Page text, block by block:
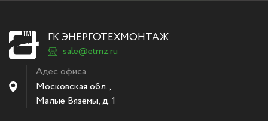
ГК ЭНЕРГОТЕХМОНТАЖ
sale@etmz.ru
Адес офиса
Московская обл.,
Малые Вязёмы,д. 1